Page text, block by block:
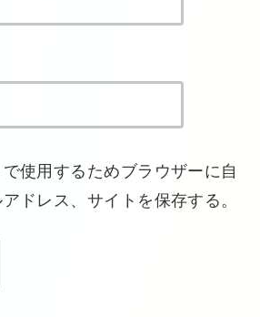
使用するためブラウザーに自
ドレス、サイトを保存する。